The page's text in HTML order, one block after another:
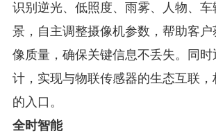
识别逆光、低照度、雨雾、人物、车
景，自主调整摄像机参数，帮助客户
像质量，确保关键信息不丢失。同时
计，实现与物联传感器的生态互联，
的入口。
全时智能